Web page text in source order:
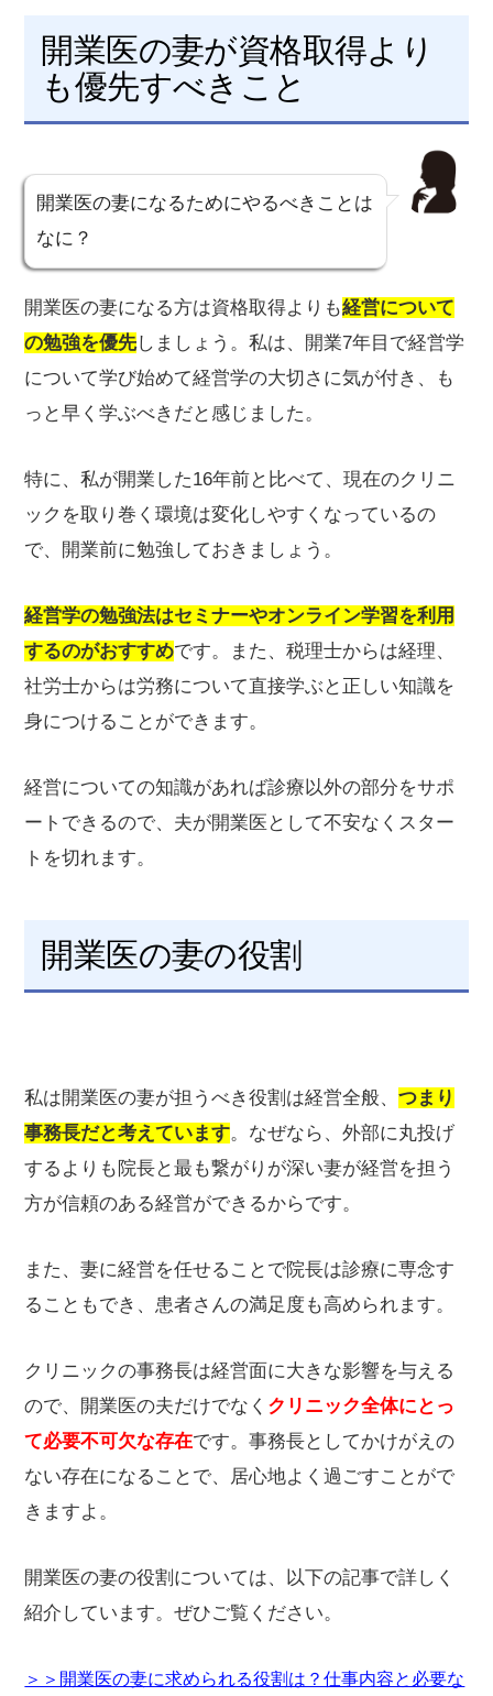
開業医の妻が資格取得より
も優先すべきこと
開業医の妻になるためにやるべきことは
なに？
開業医の妻になる方は資格取得よりも経営について
の勉強を優先しましょう。私は、開業7年目で経営学
について学び始めて経営学の大切さに気が付き、も
っと早く学ぶべきだと感じました。
特に、私が開業した16年前と比べて、現在のクリニ
ックを取り巻く環境は変化しやすくなっているの
で、開業前に勉強しておきましょう。
経営学の勉強法はセミナーやオンライン学習を利用
するのがおすすめです。また、税理士からは経理、
社労士からは労務について直接学ぶと正しい知識を
身につけることができます。
経営についての知識があれば診療以外の部分をサポ
ートできるので、夫が開業医として不安なくスター
トを切れます。
開業医の妻の役割
私は開業医の妻が担うべき役割は経営全般、つまり
事務長だと考えています。なぜなら、外部に丸投げ
するよりも院長と最も繋がりが深い妻が経営を担う
方が信頼のある経営ができるからです。
また、妻に経営を任せることで院長は診療に専念す
ることもでき、患者さんの満足度も高められます。
クリニックの事務長は経営面に大きな影響を与える
ので、開業医の夫だけでなく クリニック全体にとっ
て必要不可欠な存在です。事務長としてかけがえの
ない存在になることで、居心地よく過ごすことがで
きますよ。
開業医の妻の役割については、以下の記事で詳しく
紹介しています。ぜひご覧ください。
＞＞開業医の妻に求められる役割は？仕事内容と必要な